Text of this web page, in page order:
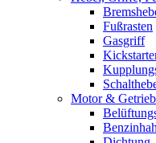
Fußrasten
Gasgriff
Motor &